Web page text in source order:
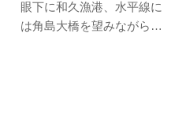
眼下に和久漁港、水平線に
は角島大橋を望みながら、